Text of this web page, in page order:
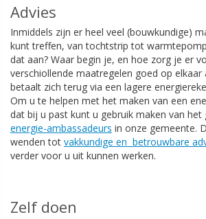
Advies
Inmiddels zijn er heel veel (bouwkundige)
kunt treffen, van tochtstrip tot
dat aan? Waar begin je, en hoe zorg je er
verschiollende maatregelen goed op elkaar
betaalt zich terug via een lagere
Om u te helpen met het maken van een
dat bij u past kunt u gebruik maken van het
energie-ambassadeurs in onze gemeente.
wenden tot vakkundige en betrouwbare
verder voor u uit kunnen werken.
Zelf doen